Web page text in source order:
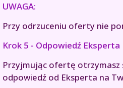
UWAGA:
Przy odrzuceniu oferty nie
Krok 5 - Odpowiedź Eksperta
Przyjmując ofertę otrzymasz
odpowiedź od Eksperta na